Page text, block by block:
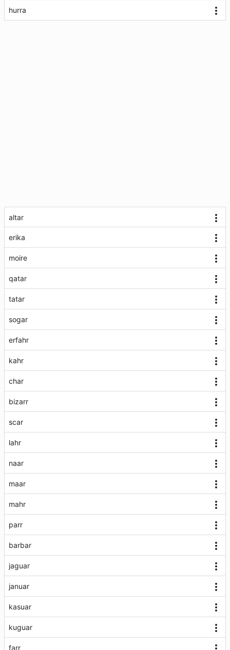
hurra
altar
erika
moire
qatar
tatar
sogar
erfahr
kahr
char
bizarr
scar
lahr
naar
maar
mahr
parr
barbar
jaguar
januar
kasuar
kuguar
farr